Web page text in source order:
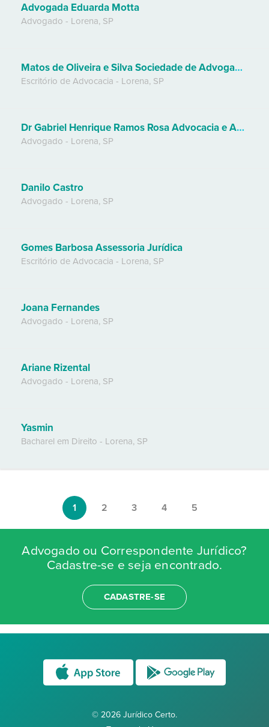
Advogada Eduarda Motta
Advogado - Lorena, SP
Matos de Oliveira e Silva Sociedade de Advogados
Escritório de Advocacia - Lorena, SP
Dr Gabriel Henrique Ramos Rosa Advocacia e Assessoria Jurídica
Advogado - Lorena, SP
Danilo Castro
Advogado - Lorena, SP
Gomes Barbosa Assessoria Jurídica
Escritório de Advocacia - Lorena, SP
Joana Fernandes
Advogado - Lorena, SP
Ariane Rizental
Advogado - Lorena, SP
Yasmin
Bacharel em Direito - Lorena, SP
1 2 3 4 5
Advogado ou Correspondente Jurídico?
Cadastre-se e seja encontrado.
CADASTRE-SE
© 2026 Jurídico Certo.